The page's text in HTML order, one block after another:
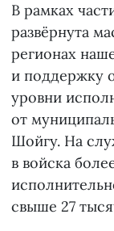
В рамках
развёрнута
регионах
и поддержку
уровни
от
Шойгу. На
в войска
свыше 27